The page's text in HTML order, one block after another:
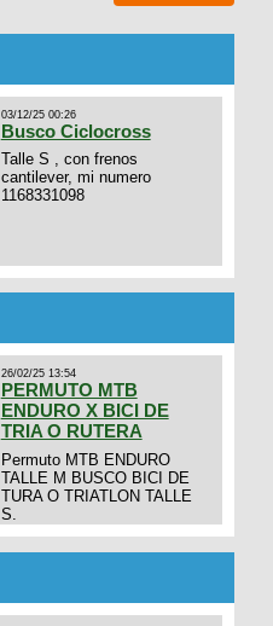
03/12/25 00:26
Busco Ciclocross
Talle S , con frenos
cantilever, mi numero
1168331098
26/02/25 13:54
PERMUTO MTB
ENDURO X BICI DE
TRIA O RUTERA
Permuto MTB ENDURO
TALLE M BUSCO BICI DE
TURA O TRIATLON TALLE
S.